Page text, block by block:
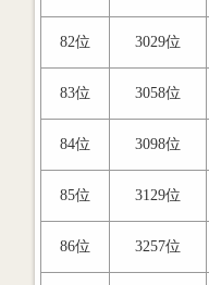
82位 3029位
83位 3058位
84位 3098位
85位 3129位
86位 3257位